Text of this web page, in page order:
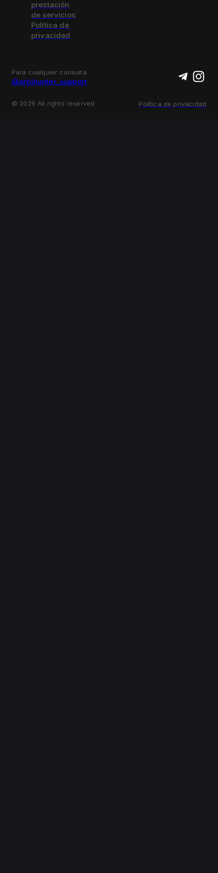
prestación
de servicios
Política de
privacidad
Para cualquier consulta
@arbihunter_support
© 2026 All rights reserved Política de privacidad